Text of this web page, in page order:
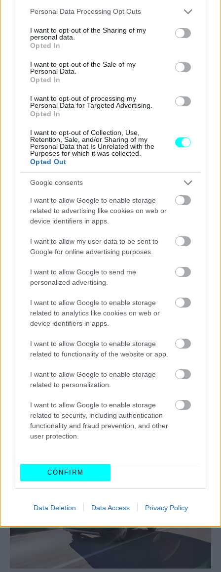
Please note that this website/app uses one or more Google
not limited to your visit or usage behaviour. You may click to
grant or deny consent to Google and its third-party tags to
use your data for below specified purposes in below Google
consent section.
Personal Data Processing Opt Outs
I want to opt-out of the Sharing of my
personal data.
Opted In
I want to opt-out of the Sale of my
Personal Data.
Opted In
I want to opt-out of processing my
Personal Data for Targeted Advertising.
Opted In
I want to opt-out of Collection, Use,
Retention, Sale, and/or Sharing of my
Personal Data that Is Unrelated with the
Purposes for which it was collected.
Opted Out
Google consents
I want to allow Google to enable storage
related to advertising like cookies on web or
device identifiers in apps.
I want to allow my user data to be sent to
Google for online advertising purposes.
I want to allow Google to send me
personalized advertising.
I want to allow Google to enable storage
related to analytics like cookies on web or
device identifiers in apps.
I want to allow Google to enable storage
related to functionality of the website or app.
I want to allow Google to enable storage
related to personalization.
I want to allow Google to enable storage
related to security, including authentication
functionality and fraud prevention, and other
user protection.
CONFIRM
Data Deletion Data Access Privacy Policy
Το νέο μοντέλο θα προσφέρει επίσης κίνηση στους πίσω
ή σε όλους τους τροχούς, διατηρώντας ζωντανή την
τυπική οδηγική απόλαυση
Το 4θυρο ηλεκτρικό sedan θα έρθει μετά από τη νέα γενιά
BMW iX3αλλά και το μελλοντικό
αναμένεται να μην βρίσκεται για καιρό στη βάση της
γκάμας, μιας και οι Βαυαροί φέρονται να δουλεύουν και
ΔΙΑΒΑΣΤΕ ΕΠΙΣΗΣ
H Renault παρουσίασε ένα νέο πλήρως
υβριδικό σύστημα κίνησης